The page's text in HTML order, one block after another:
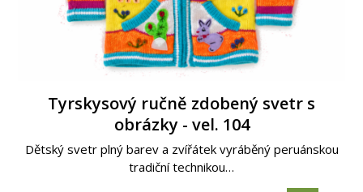
Tyrskysový ručně zdobený svetr s
obrázky - vel. 104
Dětský svetr plný barev a zvířátek vyráběný peruánskou
tradiční technikou…